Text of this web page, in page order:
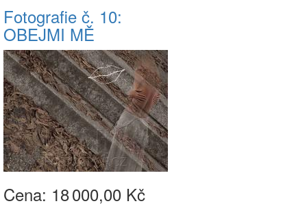
Fotografie č. 10:
OBEJMI MĚ
Cena: 18000,00 Kč